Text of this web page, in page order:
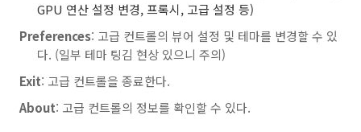
GPU 연산 설정 변경, 프록시, 고급 설정 등)
Preferences: 고급 컨트롤의 뷰어 설정 및 테마를 변경할 수 있
다. (일부 테마 팅김 현상 있으니 주의)
Exit: 고급 컨트롤을 종료한다.
About: 고급 컨트롤의 정보를 확인할 수 있다.